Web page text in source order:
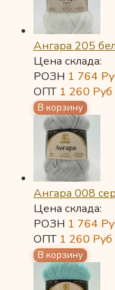
Ангара 205
Цена склада:
РОЗН 1 764
ОПТ 1 260 Руб
Ангара 008
Цена склада:
РОЗН 1 764
ОПТ 1 260 Руб